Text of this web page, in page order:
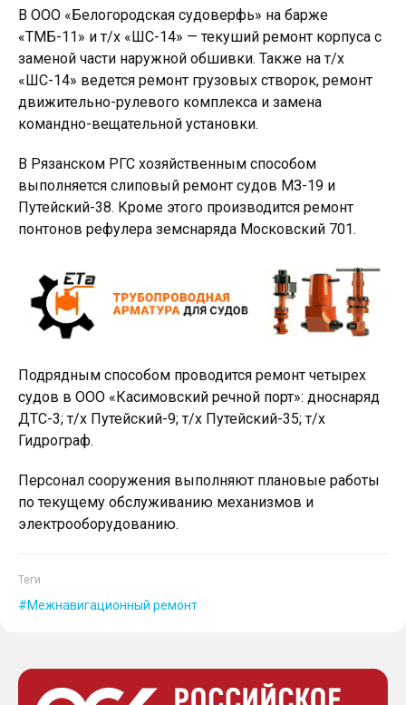
В ООО «Белогородская судоверфь» на барже
«ТМБ-11» и т/х «ШС-14» — текуший ремонт корпуса с
заменой части наружной обшивки. Также на т/х
«ШС-14» ведется ремонт грузовых створок, ремонт
движительно-рулевого комплекса и замена
командно-вещательной установки.
В Рязанском РГС хозяйственным способом
выполняется слиповый ремонт судов МЗ-19 и
Путейский-38. Кроме этого производится ремонт
понтонов рефулера земснаряда Московский 701.
Подрядным способом проводится ремонт четырех
судов в ООО «Касимовский речной порт»: дноснаряд
ДТС-3; т/х Путейский-9; т/х Путейский-35; т/х
Гидрограф.
Персонал сооружения выполняют плановые работы
по текущему обслуживанию механизмов и
электрооборудованию.
Теги
Межнавигационный ремонт